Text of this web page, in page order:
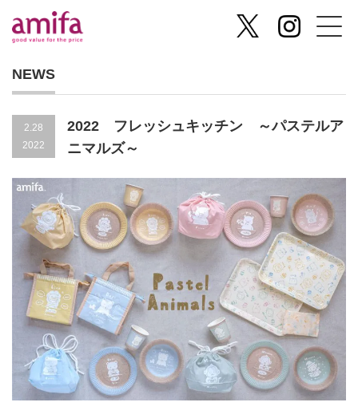
NEWS
2.28
2022
2022 フレッシュキッチン ～パステルア
ニマルズ～